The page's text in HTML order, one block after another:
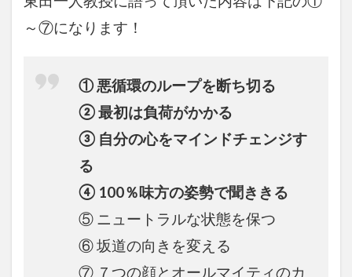
～⑦になります！
① 悪循環のループを断ち切る
② 最初は負荷がかかる
③ 自分の心をマインドチェンジす
る
④ 100％味方の姿勢で聞ききる
⑤ ニュートラルな状態を保つ
⑥ 坂道の向きを変える
⑦ ７つの顔とオールマイティのカ